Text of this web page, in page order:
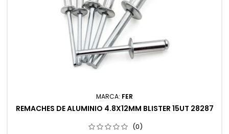
MARCA: FER
REMACHES DE ALUMINIO 4.8X12MM BLISTER 15UT 28287
(0)